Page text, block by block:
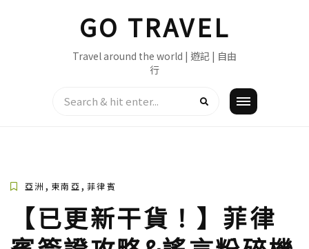
GO TRAVEL
Travel around the world | 遊記 | 自由
行
亞洲 , 東南亞,菲律賓
【已更新干貨！】菲律